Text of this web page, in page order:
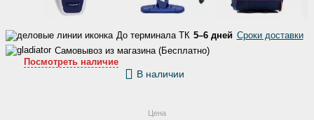
До терминала ТК 5–6 дней Сроки доставки
Самовывоз из магазина (Бесплатно)
Посмотреть наличие
В наличии
Цена